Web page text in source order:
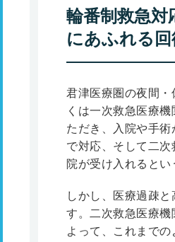
輪番制救急
にあふれる
君津医療圏の夜間
くは一次救急医療
ただき、入院や手
で対応、そして二
院が受け入れるとい
しかし、医療過疎
す。二次救急医療
よって、これまで